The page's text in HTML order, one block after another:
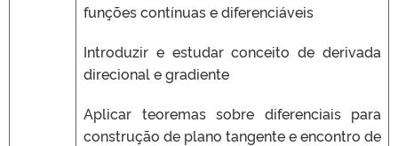
funções contínuas e diferenciáveis
Introduzir e estudar conceito de derivada
direcional e gradiente
Aplicar teoremas sobre diferenciais para
construção de plano tangente e encontro de